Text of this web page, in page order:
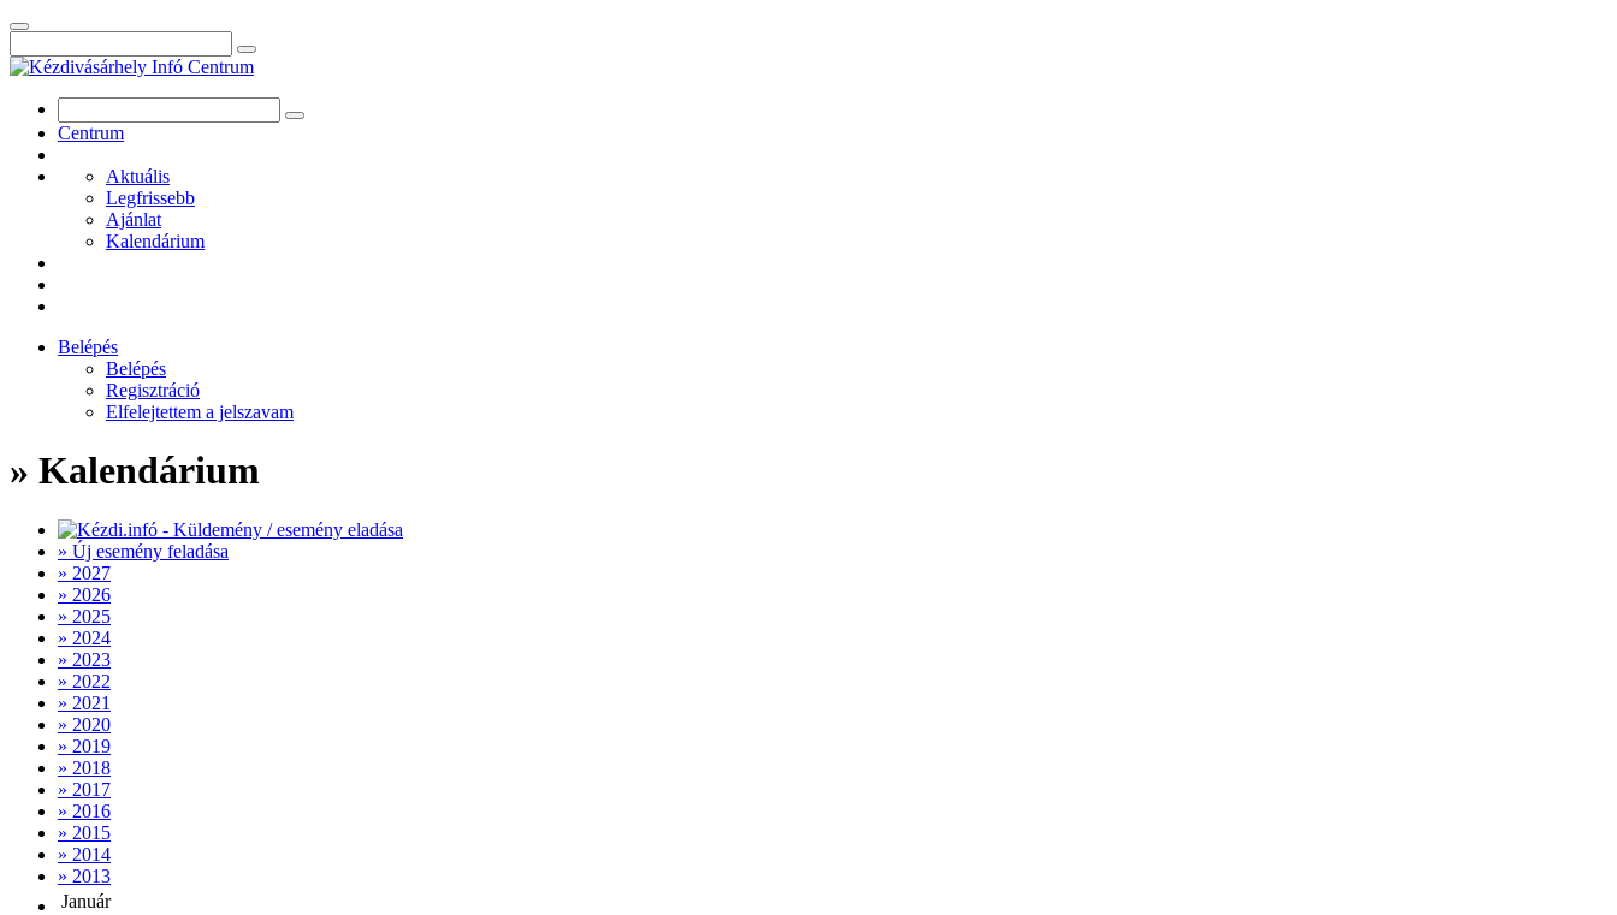
Centrum
Aktuális
Legfrissebb
Ajánlat
Kalendárium
Belépés
Belépés
Regisztráció
Elfelejtettem a jelszavam
» Kalendárium
» Új esemény feladása
» 2027
» 2026
» 2025
» 2024
» 2023
» 2022
» 2021
» 2020
» 2019
» 2018
» 2017
» 2016
» 2015
» 2014
» 2013
Január